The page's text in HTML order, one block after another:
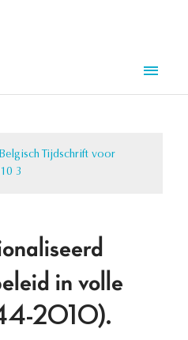
Belgisch Tijdschrift voor
3
in volle
2010).